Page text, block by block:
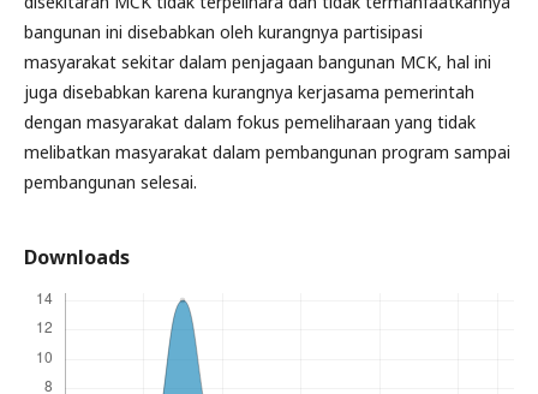
bangunan ini disebabkan oleh kurangnya partisipasi
masyarakat sekitar dalam penjagaan bangunan MCK, hal ini
juga disebabkan karena kurangnya kerjasama pemerintah
dengan masyarakat dalam fokus pemeliharaan yang tidak
melibatkan masyarakat dalam pembangunan program sampai
pembangunan selesai.
Downloads